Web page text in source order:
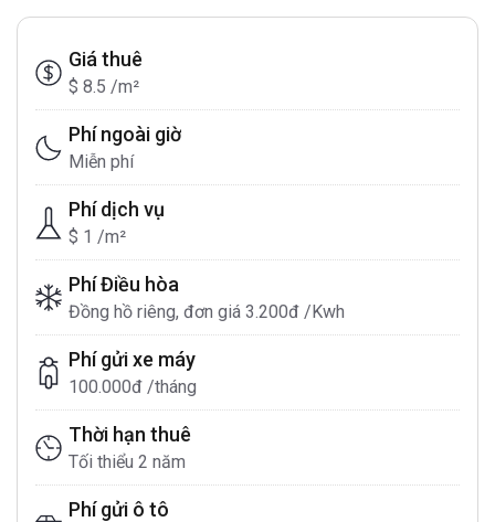
Giá thuê
$ 8.5 /m²
Phí ngoài giờ
Miễn phí
Phí dịch vụ
$ 1 /m²
Phí Điều hòa
Đồng hồ riêng, đơn giá 3.200đ /Kwh
Phí gửi xe máy
100.000đ /tháng
Thời hạn thuê
Tối thiểu 2 năm
Phí gửi ô tô